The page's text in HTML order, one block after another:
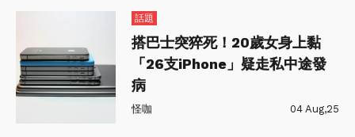
話題
搭巴士突猝死！20歲女身上黏
「26支iPhone」疑走私中途發
病
怪咖 04 Aug,25